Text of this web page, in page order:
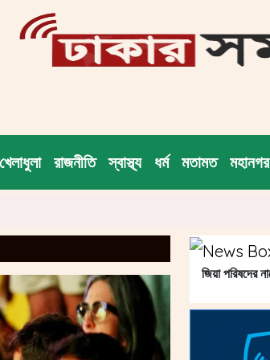
খেলাধুলা রাজনীতি স্বাস্থ্য ধর্ম মতামত মহানগর
জিয়া পরিষদের